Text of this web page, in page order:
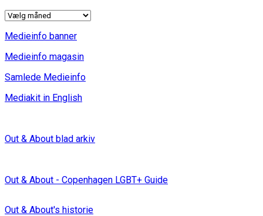
INDLÆG
Medieinfo banner
Medieinfo magasin
Samlede Medieinfo
Mediakit in English
Out & About blad arkiv
Out & About - Copenhagen LGBT+ Guide
Out & About's historie